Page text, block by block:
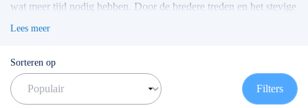
wat meer tijd nodig hebben. Door de bredere treden en het stevige
✅Meedenkende klantenservice
✅ Contact:0511- 40 25 64, ofmail
Lees meer
Sorteren op
Filters